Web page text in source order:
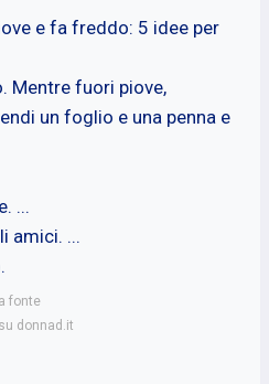
e fa freddo: 5 idee per
Mentre fuori piove,
un foglio e una penna e
...
amici. ...
fonte
donnad.it